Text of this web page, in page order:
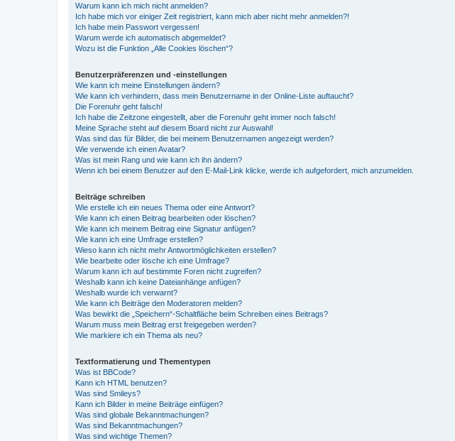
Warum kann ich mich nicht anmelden?
Ich habe mich vor einiger Zeit registriert, kann mich aber nicht mehr anmelden?!
Ich habe mein Passwort vergessen!
Warum werde ich automatisch abgemeldet?
Wozu ist die Funktion „Alle Cookies löschen“?
Benutzerpräferenzen und -einstellungen
Wie kann ich meine Einstellungen ändern?
Wie kann ich verhindern, dass mein Benutzername in der Online-Liste auftaucht?
Die Forenuhr geht falsch!
Ich habe die Zeitzone eingestellt, aber die Forenuhr geht immer noch falsch!
Meine Sprache steht auf diesem Board nicht zur Auswahl!
Was sind das für Bilder, die bei meinem Benutzernamen angezeigt werden?
Wie verwende ich einen Avatar?
Was ist mein Rang und wie kann ich ihn ändern?
Wenn ich bei einem Benutzer auf den E-Mail-Link klicke, werde ich aufgefordert, mich anzumelden.
Beiträge schreiben
Wie erstelle ich ein neues Thema oder eine Antwort?
Wie kann ich einen Beitrag bearbeiten oder löschen?
Wie kann ich meinem Beitrag eine Signatur anfügen?
Wie kann ich eine Umfrage erstellen?
Wieso kann ich nicht mehr Antwortmöglichkeiten erstellen?
Wie bearbeite oder lösche ich eine Umfrage?
Warum kann ich auf bestimmte Foren nicht zugreifen?
Weshalb kann ich keine Dateianhänge anfügen?
Weshalb wurde ich verwarnt?
Wie kann ich Beiträge den Moderatoren melden?
Was bewirkt die „Speichern“-Schaltfläche beim Schreiben eines Beitrags?
Warum muss mein Beitrag erst freigegeben werden?
Wie markiere ich ein Thema als neu?
Textformatierung und Thementypen
Was ist BBCode?
Kann ich HTML benutzen?
Was sind Smileys?
Kann ich Bilder in meine Beiträge einfügen?
Was sind globale Bekanntmachungen?
Was sind Bekanntmachungen?
Was sind wichtige Themen?